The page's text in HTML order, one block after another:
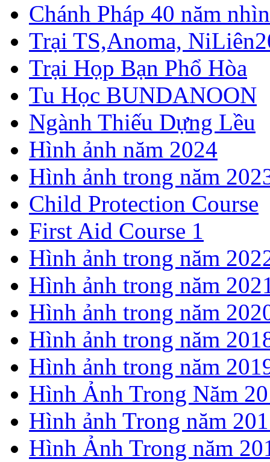
Chánh Pháp 40 năm
Trại TS,Anoma,
Trại Họp Bạn Phổ Hòa
Tu Học BUNDANOON
Ngành Thiếu Dựng Lều
Hình ảnh năm 2024
Hình ảnh trong năm
Child Protection Course
First Aid Course 1
Hình ảnh trong năm
Hình ảnh trong năm
Hình ảnh trong năm
Hình ảnh trong năm
Hình ảnh trong năm
Hình Ảnh Trong Năm
Hình ảnh Trong năm
Hình Ảnh Trong năm